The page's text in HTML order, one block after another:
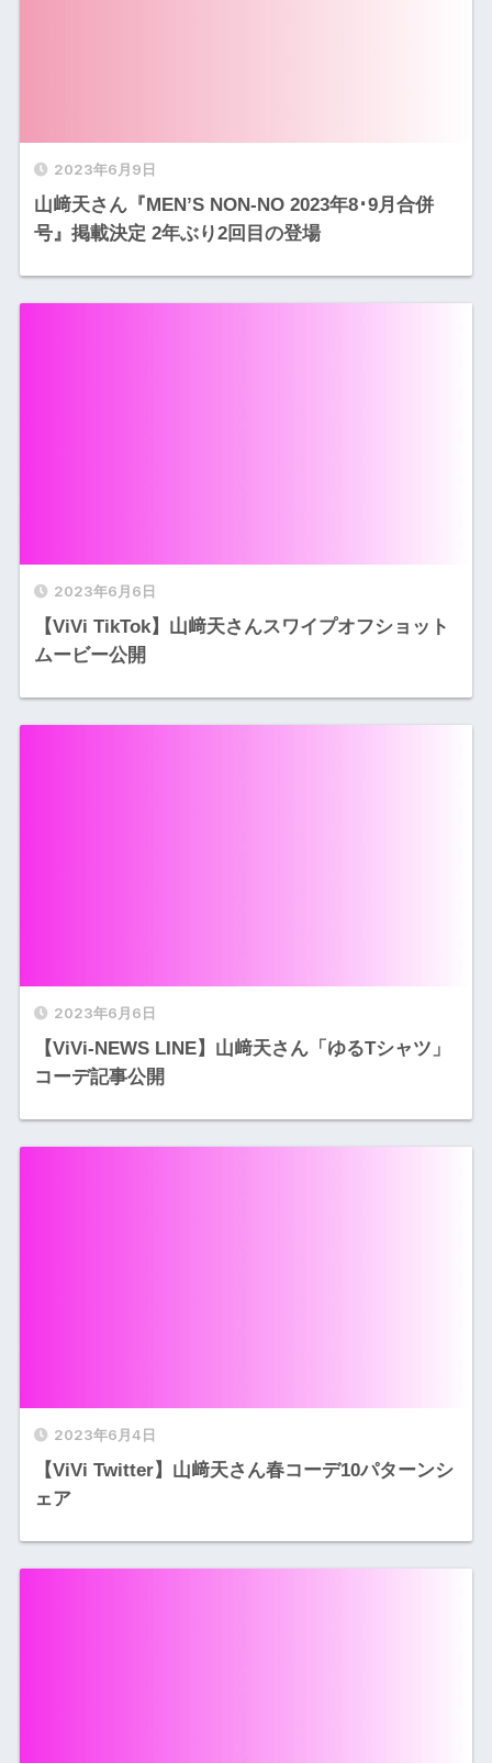
2023年6月9日
山﨑天さん『MEN’S NON-NO 2023年8･9月合併
号』掲載決定 2年ぶり2回目の登場
2023年6月6日
【ViVi TikTok】山﨑天さんスワイプオフショット
ムービー公開
2023年6月6日
【ViVi-NEWS LINE】山﨑天さん「ゆるTシャツ」
コーデ記事公開
2023年6月4日
【ViVi Twitter】山﨑天さん春コーデ10パターンシ
ェア